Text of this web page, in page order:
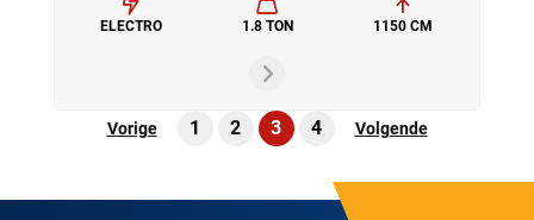
ELECTRO 1.8 TON 1150 CM
Vorige 1 2 3 4 Volgende